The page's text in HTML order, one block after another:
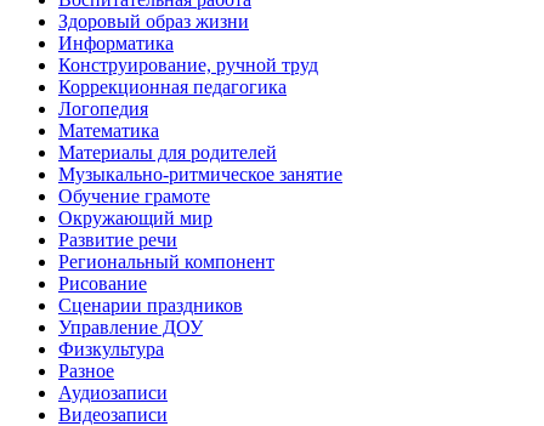
Здоровый образ жизни
Информатика
Конструирование, ручной труд
Коррекционная педагогика
Логопедия
Математика
Материалы для родителей
Музыкально-ритмическое занятие
Обучение грамоте
Окружающий мир
Развитие речи
Региональный компонент
Рисование
Сценарии праздников
Управление ДОУ
Физкультура
Разное
Аудиозаписи
Видеозаписи